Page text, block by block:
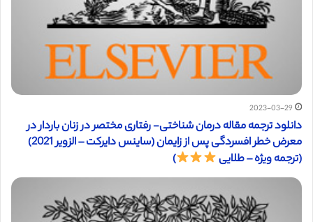
2023-03-29
دانلود ترجمه مقاله درمان شناختی- رفتاری مختصر در زنان باردار در
معرض خطر افسردگی پس از زایمان (ساینس دایرکت – الزویر 2021)
(ترجمه ویژه – طلایی
)